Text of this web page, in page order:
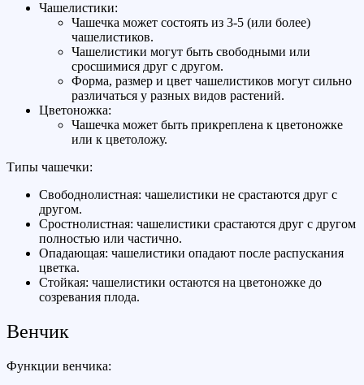
Чашелистики:
Чашечка может состоять из 3-5 (или более)
чашелистиков.
Чашелистики могут быть свободными или
сросшимися друг с другом.
Форма, размер и цвет чашелистиков могут сильно
различаться у разных видов растений.
Цветоножка:
Чашечка может быть прикреплена к цветоножке
или к цветоложу.
Типы чашечки:
Свободнолистная: чашелистики не срастаются друг с
другом.
Сростнолистная: чашелистики срастаются друг с другом
полностью или частично.
Опадающая: чашелистики опадают после распускания
цветка.
Стойкая: чашелистики остаются на цветоножке до
созревания плода.
Венчик
Функции венчика: